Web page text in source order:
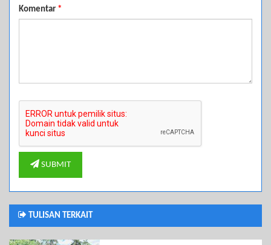
Komentar *
SUBMIT
TULISAN TERKAIT